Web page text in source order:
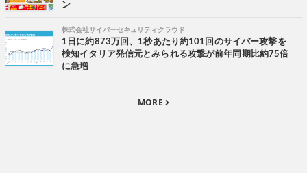
ン
株式会社サイバーセキュリティクラウド
1日に約873万回、1秒あたり約101回のサイバー攻撃を
検知イタリア発信元とみられる攻撃が前年同期比約75倍
に急増
MORE